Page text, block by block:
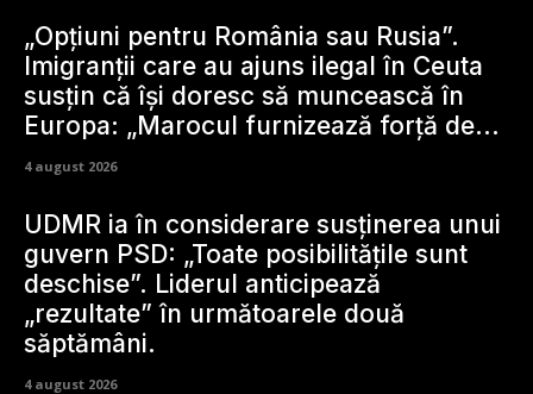
„Opțiuni pentru România sau Rusia”.
Imigranții care au ajuns ilegal în Ceuta
susțin că își doresc să muncească în
Europa: „Marocul furnizează forță de...
4 august 2026
UDMR ia în considerare susținerea unui
guvern PSD: „Toate posibilitățile sunt
deschise”. Liderul anticipează
„rezultate” în următoarele două
săptămâni.
4 august 2026